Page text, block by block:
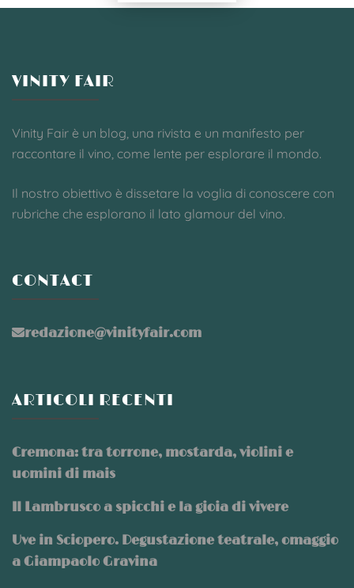
VINITY FAIR
Vinity Fair è un blog, una rivista e un manifesto per
raccontare il vino, come lente per esplorare il mondo.
Il nostro obiettivo è dissetare la voglia di conoscere con
rubriche che esplorano il lato glamour del vino.
CONTACT
redazione@vinityfair.com
ARTICOLI RECENTI
Cremona: tra torrone, mostarda, violini e
uomini di mais
Il Lambrusco a spicchi e la gioia di vivere
Uve in Sciopero. Degustazione teatrale, omaggio
a Giampaolo Gravina